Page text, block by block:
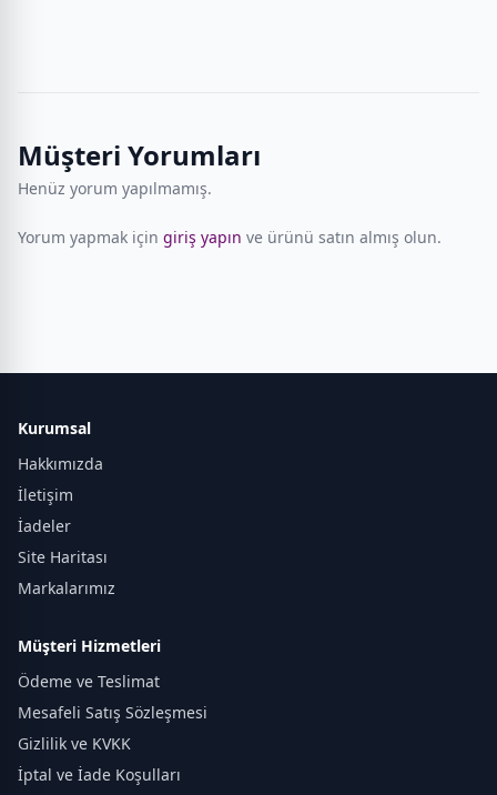
Müşteri Yorumları
Henüz yorum yapılmamış.
Yorum yapmak için giriş yapın ve ürünü satın almış olun.
Kurumsal
Hakkımızda
İletişim
İadeler
Site Haritası
Markalarımız
Müşteri Hizmetleri
Ödeme ve Teslimat
Mesafeli Satış Sözleşmesi
Gizlilik ve KVKK
İptal ve İade Koşulları